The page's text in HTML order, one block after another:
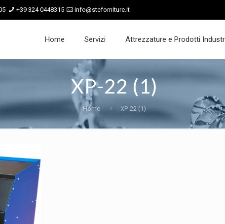
+39 324 0448315 info@stcforniture.it
Home Servizi Attrezzature e Prodotti
XP-22 (1)
Home XP-22 (1)